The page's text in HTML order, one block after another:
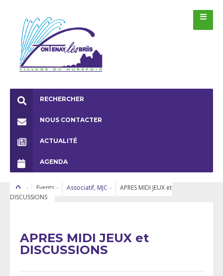
RECHERCHER
NOUS CONTACTER
ACTUALITÉ
AGENDA
Events Associatif, MJC
APRES MIDI JEUX et
DISCUSSIONS
APRES MIDI JEUX et
DISCUSSIONS